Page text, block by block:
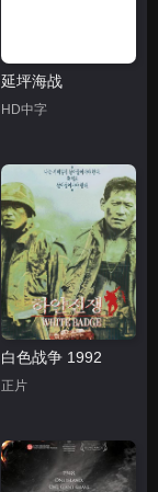
延坪海战
HD中字
白色战争 1992
正片